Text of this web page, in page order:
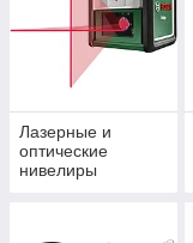
Лазерные и
оптические
нивелиры